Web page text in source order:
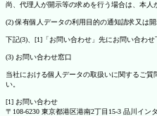
尚、代理人が開示等の求めを行う場合は、本人
(2) 保有個人データの利用目的の通知請求又は
下記(3)、[1]「お問い合わせ」先にお問い合わ
(3) お問い合わせ窓口
当社における個人データの取扱いに関するご
い。
[1] お問い合わせ
〒108-6230 東京都港区港南2丁目15-3 品川イン